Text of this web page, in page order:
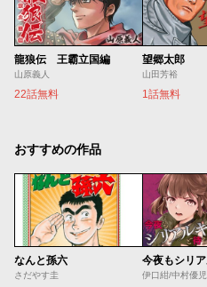
龍狼伝 王霸立国編
山原義人
22話無料
望郷太郎
山田芳裕
1話無料
おすすめの作品
なんと孫六
さだやす圭 伊口紺/中村優児